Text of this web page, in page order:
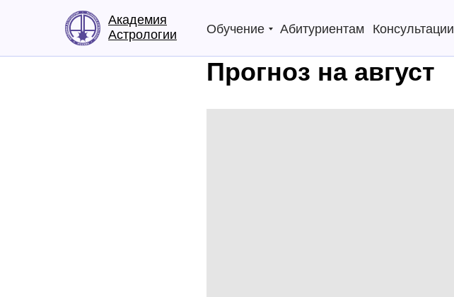
Обучение
Академия
Астрологии
Консультации
Абитуриентам
Прогноз на август